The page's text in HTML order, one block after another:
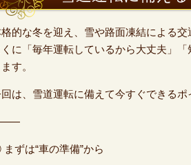
的な冬を迎え、雪や路面凍結による交
くに「毎年運転しているから大丈夫」
す。
は、雪道運転に備えて今すぐできるポ
ずは“車の準備”から